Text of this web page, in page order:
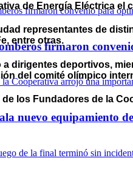
firmaron
nuevo equipamiento
de Energía Eléctrica
representantes de
entre otras.
a dirigentes deportivos,
del comité olímpico
los Fundadores de la